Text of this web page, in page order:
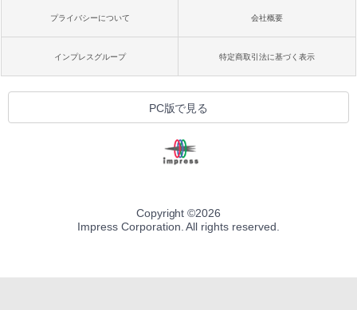
プライバシーについて 会社概要
インプレスグループ 特定商取引法に基づく表示
PC版で見る
Copyright ©2026
Impress Corporation. All rights reserved.